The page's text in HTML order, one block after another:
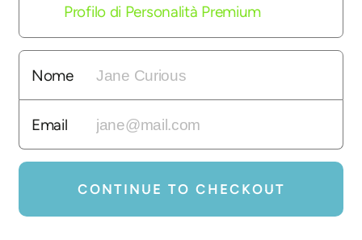
Profilo di Personalità Premium
Nome
Email
CONTINUE TO CHECKOUT